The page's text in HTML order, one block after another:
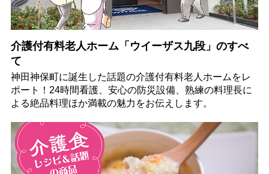
介護付有料老人ホーム「ウイーザス九段」のすべ
て
神田神保町に誕生した話題の介護付有料老人ホームをレ
ポート！24時間看護、安心の防災設備、熟練の料理長に
よる絶品料理ほか満載の魅力をお伝えします。